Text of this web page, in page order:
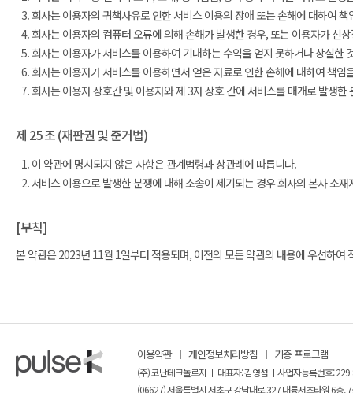
회사는 이용자의 귀책사유로 인한 서비스 이용의 장애 또는 손해에 대하여 책
회사는 이용자의 컴퓨터 오류에 의해 손해가 발생한 경우, 또는 이용자가 신
회사는 이용자가 서비스를 이용하여 기대하는 수익을 얻지 못하거나 상실한
회사는 이용자가 서비스를 이용하면서 얻은 자료로 인한 손해에 대하여 책임
회사는 이용자 상호간 및 이용자와 제 3자 상호 간에 서비스를 매개로 발생
제 25 조 (재판권 및 준거법)
이 약관에 명시되지 않은 사항은 관계법령과 상관례에 따릅니다.
서비스 이용으로 발생한 분쟁에 대해 소송이 제기되는 경우 회사의 본사 소
[부칙]
본 약관은 2023년 11월 1일부터 적용되며, 이전의 모든 약관의 내용에 우선하여
이용약관 개인정보처리방침 기증 프로그램
(주) 코난테크놀로지 ㅣ 대표자: 김영섬 ㅣ사업자등록번호:
(06627) 서울특별시 서초구 강남대로 327 대륭서초타워 6층,